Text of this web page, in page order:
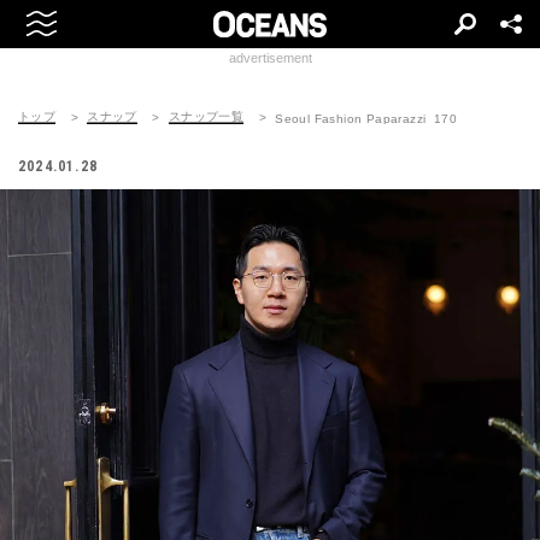
advertisement
トップ スナップ スナップ一覧 Seoul Fashion Paparazzi_170
2024.01.28